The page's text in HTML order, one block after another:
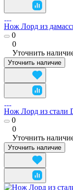
Нож Лорд из
0
0
Уточнить
Уточнить наличие
Нож Лорд из стали
0
0
Уточнить
Уточнить наличие